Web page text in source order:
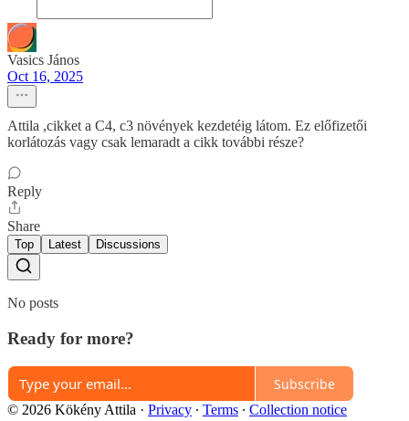
Vasics János
Oct 16, 2025
Attila ,cikket a C4, c3 növények kezdetéig látom. Ez előfizetői
korlátozás vagy csak lemaradt a cikk további része?
Reply
Share
Top Latest Discussions
No posts
Ready for more?
Subscribe
© 2026 Kökény Attila · Privacy ∙ Terms ∙ Collection notice